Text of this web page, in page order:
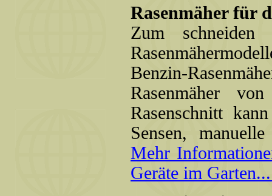
Rasenmäher für
Zum schneiden
Benzin-
Rasenmäher
Rasenschnitt
Sensen,
Mehr
Geräte im